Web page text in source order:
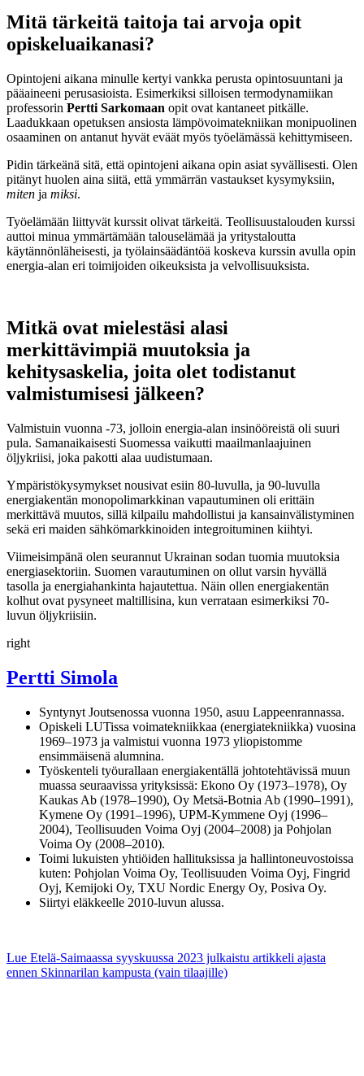
Mitä tärkeitä taitoja tai arvoja opit
opiskeluaikanasi?
Opintojeni aikana minulle kertyi vankka perusta opintosuuntani ja
pääaineeni perusasioista. Esimerkiksi silloisen termodynamiikan
professorin Pertti Sarkomaan opit ovat kantaneet pitkälle.
Laadukkaan opetuksen ansiosta lämpövoimatekniikan monipuolinen
osaaminen on antanut hyvät eväät myös työelämässä kehittymiseen.
Pidin tärkeänä sitä, että opintojeni aikana opin asiat syvällisesti. Olen
pitänyt huolen aina siitä, että ymmärrän vastaukset kysymyksiin,
miten ja miksi.
Työelämään liittyvät kurssit olivat tärkeitä. Teollisuustalouden kurssi
auttoi minua ymmärtämään talouselämää ja yritystaloutta
käytännönläheisesti, ja työlainsäädäntöä koskeva kurssin avulla opin
energia-alan eri toimijoiden oikeuksista ja velvollisuuksista.
Mitkä ovat mielestäsi alasi
merkittävimpiä muutoksia ja
kehitysaskelia, joita olet todistanut
valmistumisesi jälkeen?
Valmistuin vuonna -73, jolloin energia-alan insinööreistä oli suuri
pula. Samanaikaisesti Suomessa vaikutti maailmanlaajuinen
öljykriisi, joka pakotti alaa uudistumaan.
Ympäristökysymykset nousivat esiin 80-luvulla, ja 90-luvulla
energiakentän monopolimarkkinan vapautuminen oli erittäin
merkittävä muutos, sillä kilpailu mahdollistui ja kansainvälistyminen
sekä eri maiden sähkömarkkinoiden integroituminen kiihtyi.
Viimeisimpänä olen seurannut Ukrainan sodan tuomia muutoksia
energiasektoriin. Suomen varautuminen on ollut varsin hyvällä
tasolla ja energiahankinta hajautettua. Näin ollen energiakentän
kolhut ovat pysyneet maltillisina, kun verrataan esimerkiksi 70-
luvun öljykriisiin.
right
Pertti Simola
Syntynyt Joutsenossa vuonna 1950, asuu Lappeenrannassa.
Opiskeli LUTissa voimatekniikkaa (energiatekniikka) vuosina
1969–1973 ja valmistui vuonna 1973 yliopistomme
ensimmäisenä alumnina.
Työskenteli työurallaan energiakentällä johtotehtävissä muun
muassa seuraavissa yrityksissä: Ekono Oy (1973–1978), Oy
Kaukas Ab (1978–1990), Oy Metsä-Botnia Ab (1990–1991),
Kymene Oy (1991–1996), UPM-Kymmene Oyj (1996–
2004), Teollisuuden Voima Oyj (2004–2008) ja Pohjolan
Voima Oy (2008–2010).
Toimi lukuisten yhtiöiden hallituksissa ja hallintoneuvostoissa
kuten: Pohjolan Voima Oy, Teollisuuden Voima Oyj, Fingrid
Oyj, Kemijoki Oy, TXU Nordic Energy Oy, Posiva Oy.
Siirtyi eläkkeelle 2010-luvun alussa.
Lue Etelä-Saimaassa syyskuussa 2023 julkaistu artikkeli ajasta
ennen Skinnarilan kampusta (vain tilaajille)